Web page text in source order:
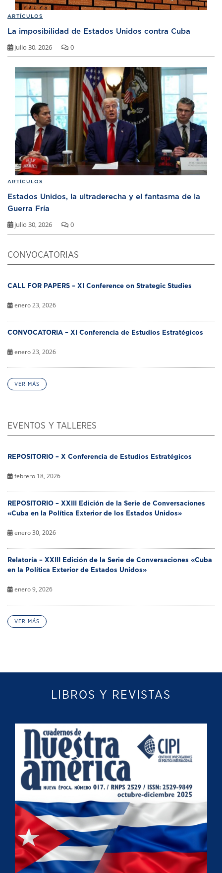
ARTÍCULOS
La imposibilidad de Estados Unidos contra Cuba
julio 30, 2026 0
ARTÍCULOS
Estados Unidos, la ultraderecha y el fantasma de la
Guerra Fría
julio 30, 2026 0
CONVOCATORIAS
CALL FOR PAPERS – XI Conference on Strategic Studies
enero 23, 2026
CONVOCATORIA – XI Conferencia de Estudios Estratégicos
enero 23, 2026
VER MÁS
EVENTOS Y TALLERES
REPOSITORIO – X Conferencia de Estudios Estratégicos
febrero 18, 2026
REPOSITORIO – XXIII Edición de la Serie de Conversaciones
«Cuba en la Política Exterior de los Estados Unidos»
enero 30, 2026
Relatoría – XXIII Edición de la Serie de Conversaciones «Cuba
en la Política Exterior de Estados Unidos»
enero 9, 2026
VER MÁS
LIBROS Y REVISTAS